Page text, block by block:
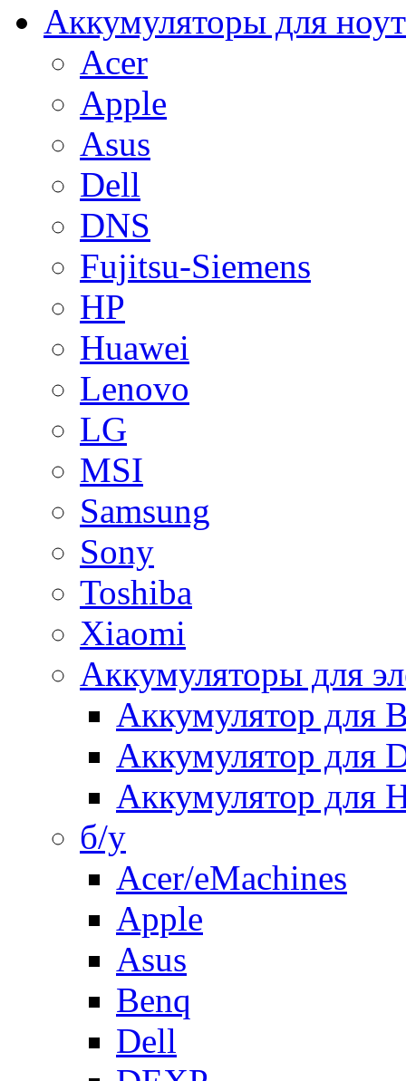
Аккумуляторы для
Acer
Apple
Asus
Dell
DNS
Fujitsu-Siemens
HP
Huawei
Lenovo
LG
MSI
Samsung
Sony
Toshiba
Xiaomi
Аккумуляторы для
Аккумулятор для
Аккумулятор для
Аккумулятор для
б/у
Acer/eMachines
Apple
Asus
Benq
Dell